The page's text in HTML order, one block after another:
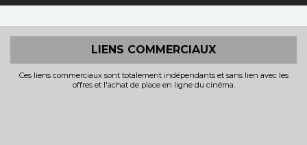
LIENS COMMERCIAUX
Ces liens commerciaux sont totalement indépendants et sans lien avec les
offres et l'achat de place en ligne du cinéma.